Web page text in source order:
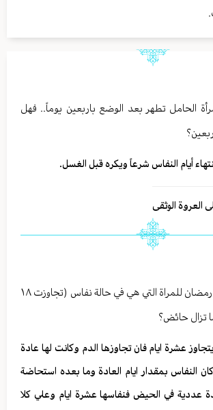
الحامل تطهر بعد الوضع باربعين يوماً.. فهل
أيام النفاس شرعاً ويكره قبل الغسل.
العروة الوثقى
ما حكم صيام شهر رمضان للمراة التي هي في حالة نفاس (تجاوزت ١٨
تزال حائض؟
عشرة ايام فان تجاوزها الدم وكانت لها عادة
النفاس بمقدار ايام العادة وما بعده استحاضة
عددية في الحيض فنفاسها عشرة ايام وعلي كلا